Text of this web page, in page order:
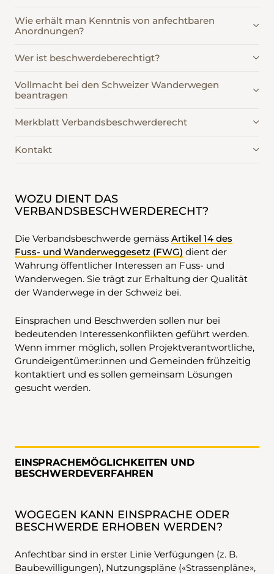
Wie erhält man Kenntnis von anfechtbaren
Anordnungen?
Wer ist beschwerdeberechtigt?
Vollmacht bei den Schweizer Wanderwegen
beantragen
Merkblatt Verbandsbeschwerderecht
Kontakt
WOZU DIENT DAS
VERBANDSBESCHWERDERECHT?
Die Verbandsbeschwerde gemäss Artikel 14 des
Fuss- und Wanderweggesetz (FWG) dient der
Wahrung öffentlicher Interessen an Fuss- und
Wanderwegen. Sie trägt zur Erhaltung der Qualität
der Wanderwege in der Schweiz bei.
Einsprachen und Beschwerden sollen nur bei
bedeutenden Interessenkonflikten geführt werden.
Wenn immer möglich, sollen Projektverantwortliche,
Grundeigentümer:innen und Gemeinden frühzeitig
kontaktiert und es sollen gemeinsam Lösungen
gesucht werden.
EINSPRACHEMÖGLICHKEITEN UND
BESCHWERDEVERFAHREN
WOGEGEN KANN EINSPRACHE ODER
BESCHWERDE ERHOBEN WERDEN?
Anfechtbar sind in erster Linie Verfügungen (z. B.
Baubewilligungen), Nutzungspläne («Strassenpläne»,